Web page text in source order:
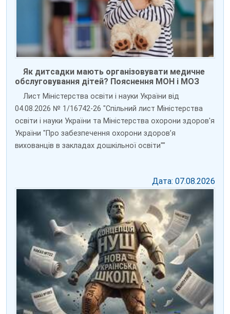
Як дитсадки мають організовувати медичне
обслуговування дітей? Пояснення МОН і МОЗ
Лист Міністерства освіти і науки України від
04.08.2026 № 1/16742-26 "Спільний лист Міністерства
освіти і науки України та Міністерства охорони здоров'я
України "Про забезпечення охорони здоров’я
вихованців в закладах дошкільної освіти""
Дата: 07.08.2026